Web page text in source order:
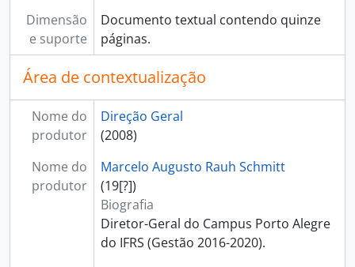
Dimensão
e suporte
Documento textual contendo quinze
páginas.
Área de contextualização
Nome do
produtor
Direção Geral
(2008)
Nome do
produtor
Marcelo Augusto Rauh Schmitt
(19[?])
Biografia
Diretor-Geral do Campus Porto Alegre
do IFRS (Gestão 2016-2020).